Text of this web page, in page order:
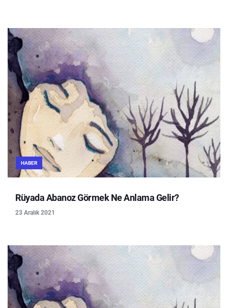
HABER
Rüyada Abanoz Görmek Ne Anlama Gelir?
23 Aralık 2021